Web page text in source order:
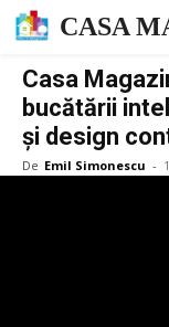
CASA
Casa
bucătării
și design
De Emil Simonescu -